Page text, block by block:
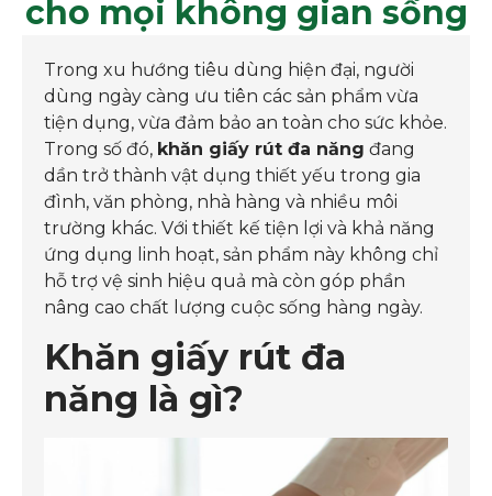
cho mọi không gian sống
Trong xu hướng tiêu dùng hiện đại, người
dùng ngày càng ưu tiên các sản phẩm vừa
tiện dụng, vừa đảm bảo an toàn cho sức khỏe.
Trong số đó, khăn giấy rút đa năng đang
dần trở thành vật dụng thiết yếu trong gia
đình, văn phòng, nhà hàng và nhiều môi
trường khác. Với thiết kế tiện lợi và khả năng
ứng dụng linh hoạt, sản phẩm này không chỉ
hỗ trợ vệ sinh hiệu quả mà còn góp phần
nâng cao chất lượng cuộc sống hàng ngày.
Khăn giấy rút đa
năng là gì?